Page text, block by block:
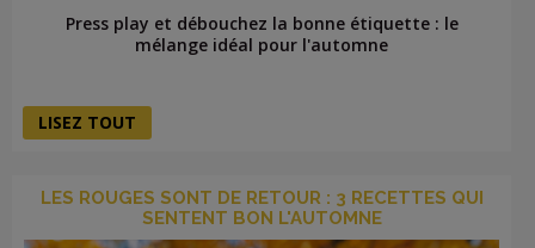
Press play et débouchez la bonne étiquette : le
mélange idéal pour l'automne
LISEZ TOUT
LES ROUGES SONT DE RETOUR : 3 RECETTES QUI
SENTENT BON L'AUTOMNE